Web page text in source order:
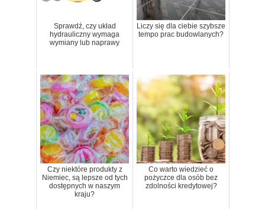
Sprawdź, czy układ
hydrauliczny wymaga
wymiany lub naprawy
Liczy się dla ciebie szybsze
tempo prac budowlanych?
Czy niektóre produkty z
Niemiec, są lepsze od tych
dostępnych w naszym
kraju?
Co warto wiedzieć o
pożyczce dla osób bez
zdolności kredytowej?